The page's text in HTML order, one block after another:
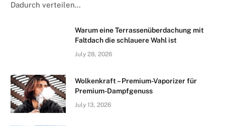
Dadurch verteilen…
Warum eine Terrassenüberdachung mit
Faltdach die schlauere Wahl ist
July 28, 2026
Wolkenkraft – Premium-Vaporizer für
Premium-Dampfgenuss
July 13, 2026